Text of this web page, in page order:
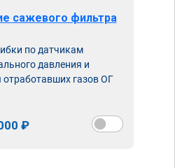
сажевого фильтра
по датчикам
давления и
отработавших газов ОГ
₽